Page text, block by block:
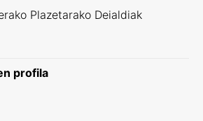
Plazetarako Deialdiak
profila